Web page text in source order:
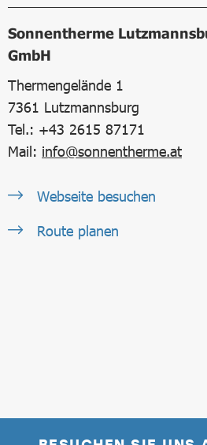
Sonnentherme
GmbH
Thermengelände 1
7361 Lutzmannsburg
Tel.: +43 2615 87171
Mail: info@sonnentherme.at
Webseite besuchen
Route planen